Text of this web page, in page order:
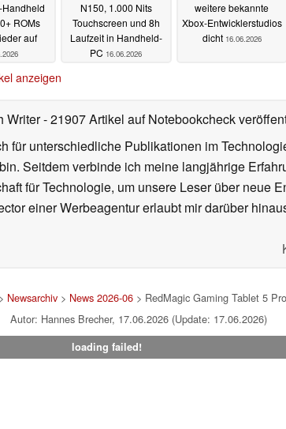
ROMs
auf
N150, 1.000 Nits
Touchscreen und 8h
Laufzeit in Handheld-
PC 16.06.2026
weitere bekannte
Xbox-Entwicklerstudios
dicht 16.06.2026
anzeigen
Writer- 21907 Artikel auf Notebookcheck
für unterschiedliche Publikationen im
Seitdem verbinde ich meine langjährige
für Technologie, um unsere Leser über neue
einer Werbeagentur erlaubt mir darüber
Newsarchiv> News 2026-06> RedMagic Gaming Tablet 5
Autor: Hannes Brecher, 17.06.2026 (Update: 17.06.2026)
loading failed!